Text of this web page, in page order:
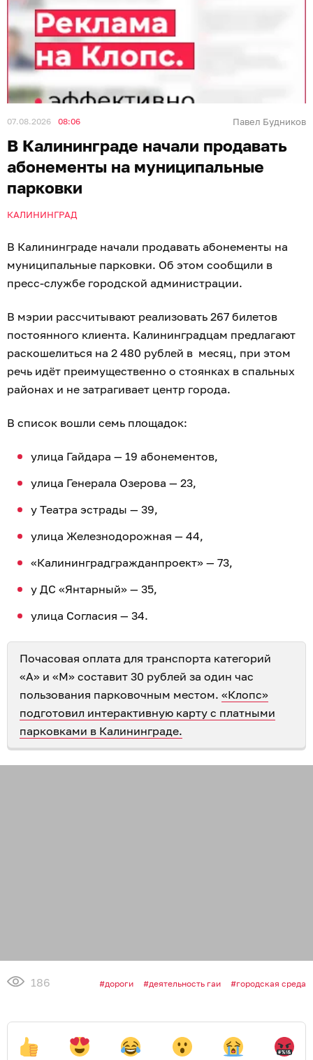
07.08.2026 08:06 Павел Будников
В Калининграде начали продавать
абонементы на муниципальные
парковки
КАЛИНИНГРАД
В Калининграде начали продавать абонементы на
муниципальные парковки. Об этом сообщили в
пресс-службе городской администрации.
В мэрии рассчитывают реализовать 267 билетов
постоянного клиента. Калининградцам предлагают
раскошелиться на 2 480 рублей в месяц, при этом
речь идёт преимущественно о стоянках в спальных
районах и не затрагивает центр города.
В список вошли семь площадок:
улица Гайдара — 19 абонементов,
улица Генерала Озерова — 23,
у Театра эстрады — 39,
улица Железнодорожная — 44,
«Калининградгражданпроект» — 73,
у ДС «Янтарный» — 35,
улица Согласия — 34.
Почасовая оплата для транспорта категорий
«А» и «М» составит 30 рублей за один час
пользования парковочным местом. «Клопс»
подготовил интерактивную карту с платными
парковками в Калининграде.
186 дороги деятельность гаи городская среда